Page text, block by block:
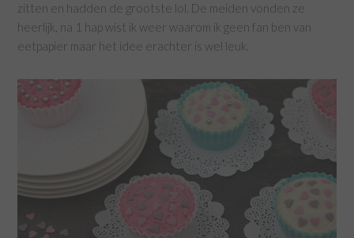
zitten en hadden de grootste lol. De meiden vonden ze
heerlijk, na 1 hap wist ik weer waarom ik geen fan ben van
eetpapier maar het idee erachter is wel leuk.